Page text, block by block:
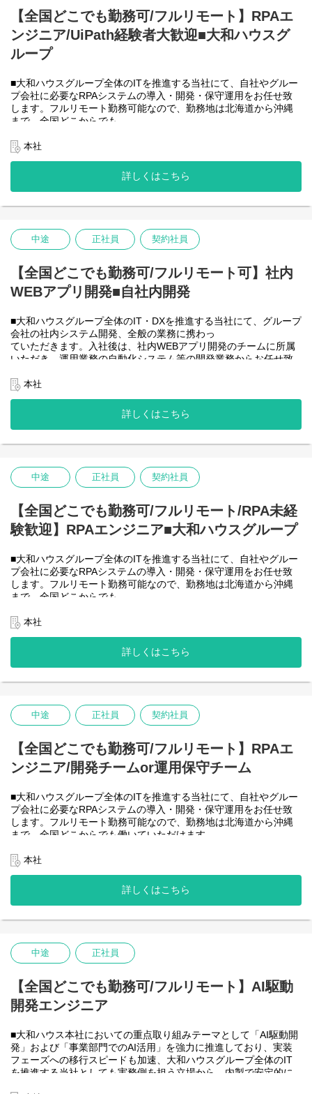
→お客様の予算に合わせた提案作成
●各種機材、ベンダーの手配(敷設は編者では行わず外部へ委託)
→上記に対しての予算・売上の管理
●敷設(外部ベンダー)の進行管理
→工事が発生しないような簡単な作業で済む場合は実際に行う事
●動作確認等を行い検収
保守運用
●トラブル対応
→アラート発生時の対応
●クライアント要望対応
その他
＜クライアントは大和ハウスグループ全体＞
名の
全てに関わるシステムを担っています。
度が高いため、投資を惜しむことはありません。
【全国どこでも勤務可/フルリモート】RPAエ
ンジニア/UiPath経験者大歓迎■大和ハウスグ
ループ
■大和ハウスグループ全体のITを推進する当社にて、自社やグルー
プ会社に必要なRPAシステムの導入・開発・保守運用をお任せ致
します。フルリモート勤務可能なので、勤務地は北海道から沖縄
まで、全国どこからでも
社後の勤務地は問いません。また、働く時間に制限もなく、月160
時間の勤務で、午前５時～２２時までの間であれば、自由な時間
に働いていただけます。業務を途中で中断したり、働く時間を調
整できるので、家事、育児、介護などとの両立も可能です。社員
ると思っておりますのでフルフレックスです。
＜クライアントは大和ハウスグループ全体＞
名の
全てに関わるシステムを担っています。
出資は大和ハウス本体になりますが、売上好調かつDX推進の優先
潤沢なリソースのもと、最上流から変革を進めていくことが可能
です。
＜詳細な業務例／基本的な技術仕様＞
業務ヒアリング、要件定義、基本設計、詳細設計、実装、テス
ト、リリースまで開発作業を一気通貫で担当していただきます。
環境の運用・保守までをお任せします。
使用ツール：
-UiPath
-AI-OCR/DX Suite
-MySQL など
本社
詳しくはこちら
中途 正社員 契約社員
【全国どこでも勤務可/フルリモート可】社内
WEBアプリ開発■自社内開発
■大和ハウスグループ全体のIT・DXを推進する当社にて、グループ
会社の社内システム開発、全般の業務に携わっ
ていただきます。入社後は、社内WEBアプリ開発のチームに所属
いただき、運用業務の自動化システム等の開発業務からお任せ致
【将来的に】要件定義から設計、運用まで全般を行い、早い段階
で技術スペシャリストとして、技術面からメンバーを引っ張って
いただく役割を期待しています。
会社としてDX推進を進める中、AIを使って新たな価値を生む仕
す！
＜クライアントは大和ハウスグループ全体＞
大和ハウスグループ480社、グループ従業員数(正社員のみ)48,831
全てに関わるシステムを担っています。
出資は大和ハウス本体になりますが、売上好調かつDX推進の優先
度が高いため、
潤沢なリソースのもと、最上流から変革を進めていくことが可能
です。
＜詳細な業務例／基本的な技術仕様＞
ローコード開発プラットフォームを導入し、レガシー化した業務
基幹システムの改善などに取り組んでいます。
本社
詳しくはこちら
中途 正社員 契約社員
【全国どこでも勤務可/フルリモート/RPA未経
験歓迎】RPAエンジニア■大和ハウスグループ
■大和ハウスグループ全体のITを推進する当社にて、自社やグルー
プ会社に必要なRPAシステムの導入・開発・保守運用をお任せ致
します。フルリモート勤務可能なので、勤務地は北海道から沖縄
まで、全国どこからでも
社後の勤務地は問いません。また、働く時間に制限もなく、月160
時間の勤務で、午前5時～22時までの間であれば、自由な時間に働
いていただけます。業務を途中で中断したり、働く時間を調整で
きるので、家事、育児、介護などとの両立も可能です。社員が仕
思っておりますのでフルフレックスです。
＜クライアントは大和ハウスグループ全体＞
名の
全てに関わるシステムを担っています。
出資は大和ハウス本体になりますが、売上好調かつDX推進の優先
潤沢なリソースのもと、最上流から変革を進めていくことが可能
です。
＜詳細な業務例／基本的な技術仕様＞
業務フローのヒアリングからRPAロボットが代替する要件定義、
シナリオ作成をもとにした開発作業を担当いただきます。導入後
ます。使用ツールの制約があり、1人で1案件を担当します。
使用ツール：
-UiPath
-AI-OCR/DX Suite
-MySQL など
本社
詳しくはこちら
中途 正社員 契約社員
【全国どこでも勤務可/フルリモート】RPAエ
ンジニア/開発チームor運用保守チーム
■大和ハウスグループ全体のITを推進する当社にて、自社やグルー
プ会社に必要なRPAシステムの導入・開発・保守運用をお任せ致
します。フルリモート勤務可能なので、勤務地は北海道から沖縄
まで、全国どこからでも働いていただけます。
せん。
また、働く時間に制限もなく、月160時間の勤務で、午前５時～２
２時までの間であれば、自由な時間に働いていただけます。業務
を途中で中断したり、働く時間を調整できるので、家事、育児、
ることが一番の生産性向上につながると思っておりますのでフル
・開発チーム(６名)
ループ会社に必要なRPA(UiPath)の導入・開発を一人一案件担当し
ていただきヒアリングからお任せします。
工期は短い物だと１カ月から長い物だと半年くらいの物が多いで
・運用保守チーム(２名)
大和ハウスグループ全体のIT・DXを推進する当社にて、自社やグ
ループ会社に導入したRPA(UiPath)の運用、保守、問い合わせ対応
本社
詳しくはこちら
中途 正社員
【全国どこでも勤務可/フルリモート】AI駆動
開発エンジニア
■大和ハウス本社においての重点取り組みテーマとして「AI駆動開
発」および「事業部門でのAI活用」を強力に推進しており、実装
フェーズへの移行スピードも加速、大和ハウスグループ全体のIT
を推進する当社としても実務側を担う立場から、内製で安定的に